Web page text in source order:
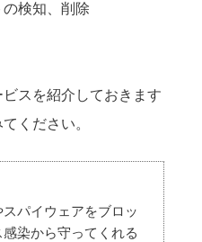
の検知、削除
スを紹介しておきます
ください。
パイウェアをブロッ
染から守ってくれる